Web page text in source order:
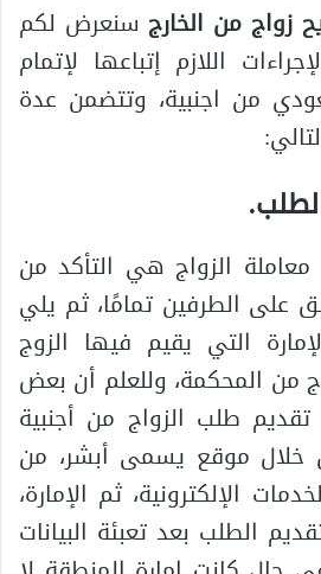
زواج من الخارج سنعرض لكم
اللازم إتباعها لإتمام
من اجنبية، وتتضمن عدة
الزواج هي التأكد من
على الطرفين تمامًا، ثم يلي
التي يقيم فيها الزوج
من المحكمة، وللعلم أن بعض
تقديم طلب الزواج من أجنبية
خلال موقع يسمى أبشر، من
الإلكترونية، ثم الإمارة،
الطلب بعد تعبئة البيانات